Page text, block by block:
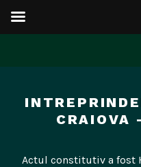
conținut
CRAIOVA
Actul constitutiv a fost